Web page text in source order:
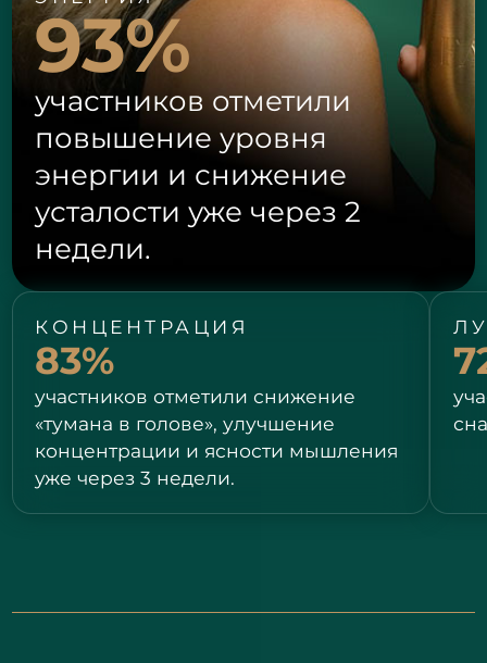
93%
участников отметили
повышение уровня
энергии и снижение
усталости уже через 2
недели.
КОНЦЕНТРАЦИЯ
83%
участников отметили снижение
«тумана в голове», улучшение
концентрации и ясности мышления
уже через 3 недели.